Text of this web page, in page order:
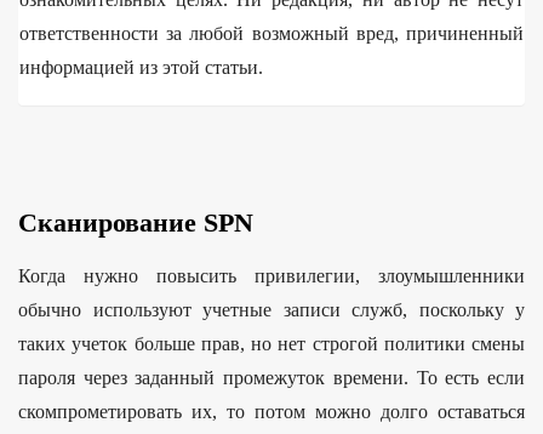
ответственности за любой возможный вред, причиненный
информацией из этой статьи.
Сканирование SPN
Когда нужно повысить привилегии, злоумышленники
обычно используют учетные записи служб, поскольку у
таких учеток больше прав, но нет строгой политики смены
пароля через заданный промежуток времени. То есть если
скомпрометировать их, то потом можно долго оставаться